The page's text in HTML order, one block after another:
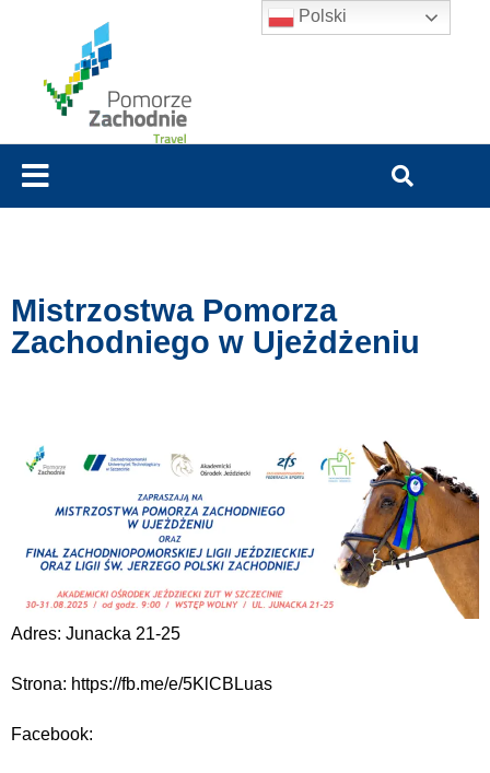
Mistrzostwa Pomorza
Zachodniego w Ujeżdżeniu
Adres: Junacka 21-25
Strona: https://fb.me/e/5KlCBLuas
Facebook:
Polski